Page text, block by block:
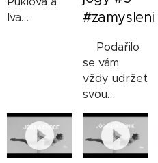
Iva
DRUHÝM
nevnímají
jako slabost,
ale jako
#zamysleni
⭐Podařilo
se vám
vždy udržet
svou
autenticitu,
tedy být
sám sebou,
nebo jste